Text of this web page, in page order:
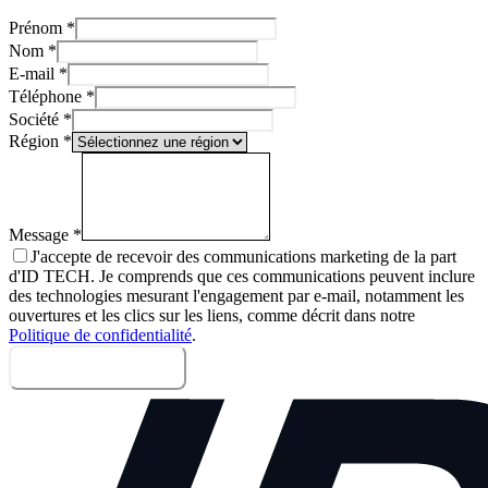
Prénom *
Nom *
E-mail *
Téléphone *
Société *
Région *
Message *
J'accepte de recevoir des communications marketing de la part
d'ID TECH. Je comprends que ces communications peuvent inclure
des technologies mesurant l'engagement par e-mail, notamment les
ouvertures et les clics sur les liens, comme décrit dans notre
Politique de confidentialité.